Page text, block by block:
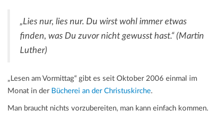
„Lies nur, lies nur. Du wirst wohl immer etwas
finden, was Du zuvor nicht gewusst hast.“ (Martin
Luther)
„Lesen am Vormittag“ gibt es seit Oktober 2006 einmal im
Monat in der Bücherei an der Christuskirche.
Man braucht nichts vorzubereiten, man kann einfach kommen.